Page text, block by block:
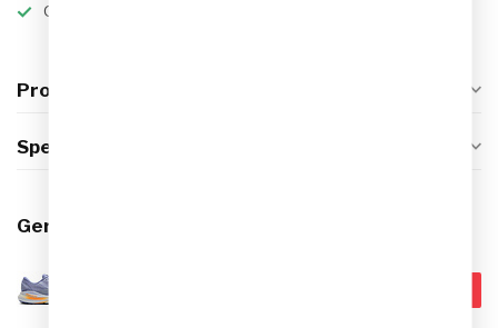
Gratis verzending vanaf €94,95!
Productomschrijving
Specificaties
Gerelateerde producten